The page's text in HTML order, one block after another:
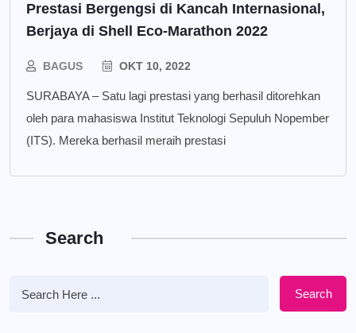
Prestasi Bergengsi di Kancah Internasional,
Berjaya di Shell Eco-Marathon 2022
BAGUS OKT 10, 2022
SURABAYA – Satu lagi prestasi yang berhasil ditorehkan
oleh para mahasiswa Institut Teknologi Sepuluh Nopember
(ITS). Mereka berhasil meraih prestasi
Search
Search